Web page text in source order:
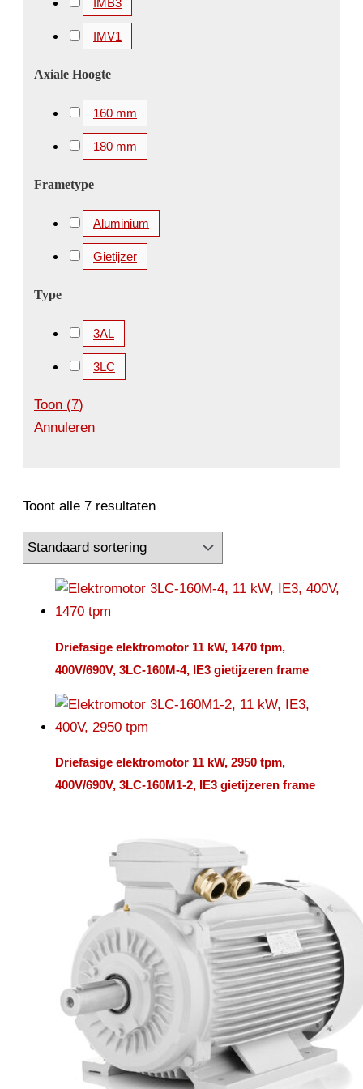
IMB3
IMV1
Axiale Hoogte
160 mm
180 mm
Frametype
Aluminium
Gietijzer
Type
3AL
3LC
Toon (7)
Annuleren
Toont alle 7 resultaten
Driefasige elektromotor 11 kW, 1470 tpm,
400V/690V, 3LC-160M-4, IE3 gietijzeren frame
Driefasige elektromotor 11 kW, 2950 tpm,
400V/690V, 3LC-160M1-2, IE3 gietijzeren frame